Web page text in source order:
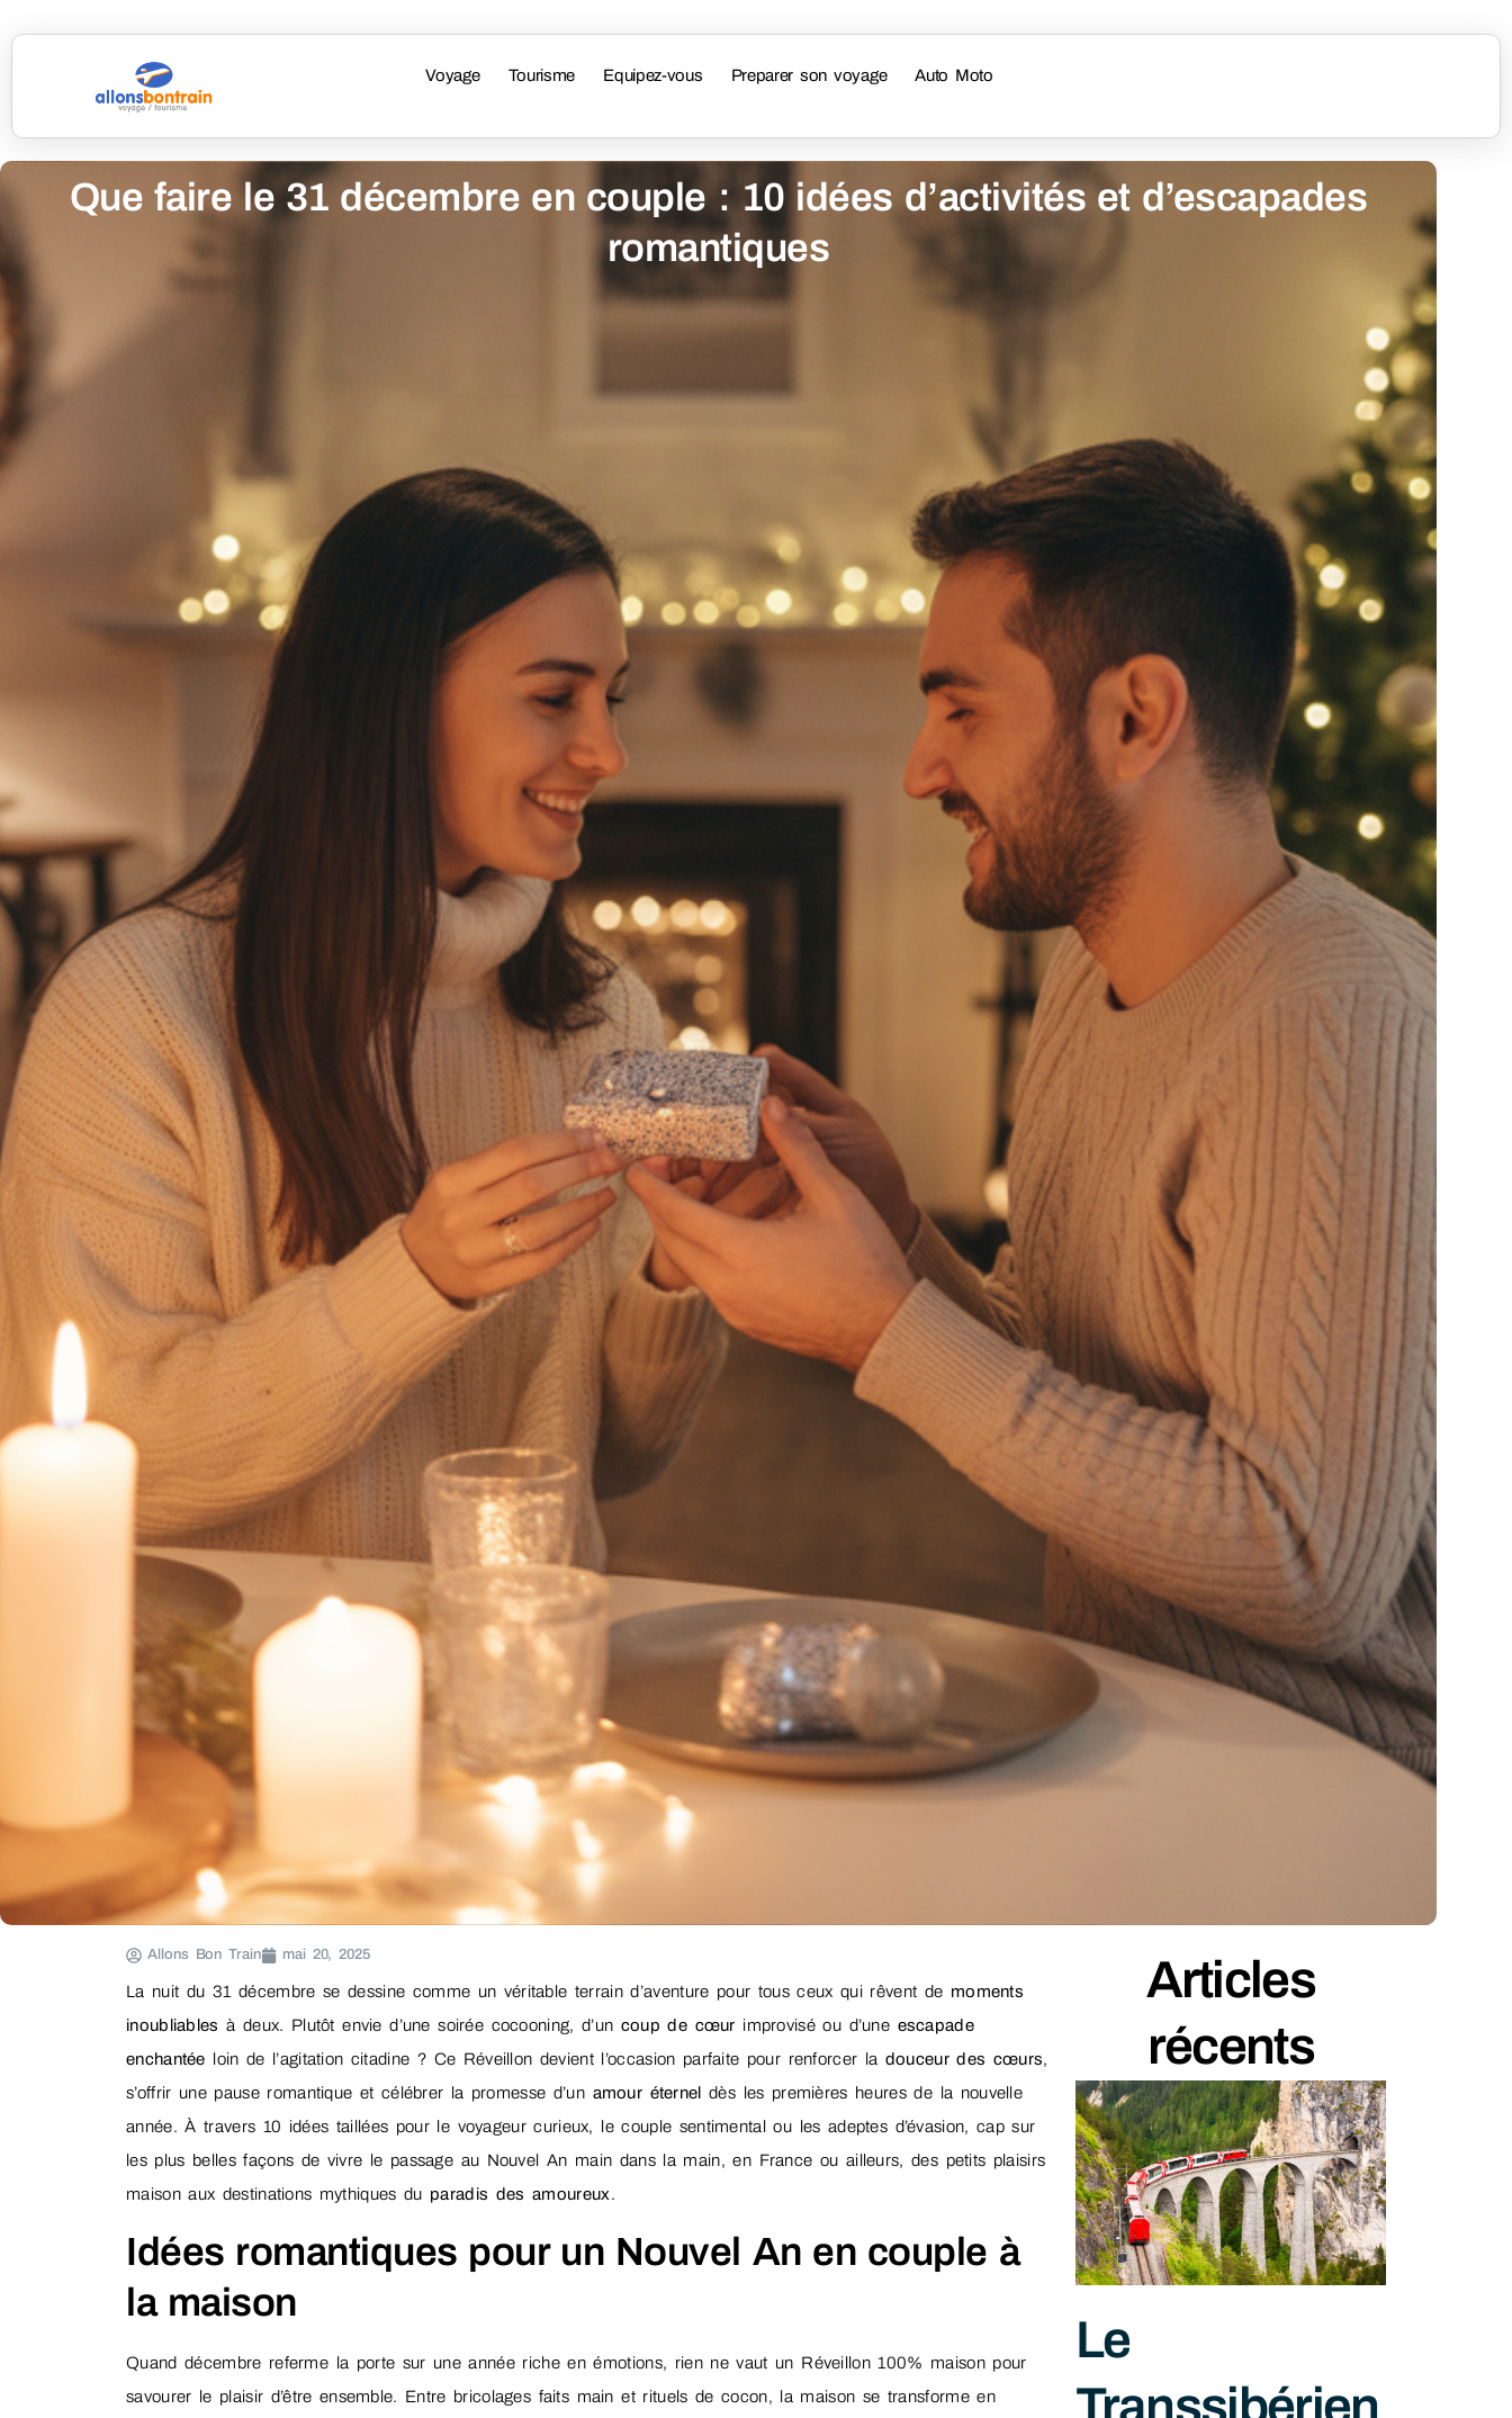
Voyage Tourisme Equipez-vous Preparer son voyage Auto Moto
Que faire le 31 décembre en couple : 10 idées d’activités et d’escapades
romantiques
Allons Bon Train mai 20, 2025
La nuit du 31 décembre se dessine comme un véritable terrain d’aventure pour tous ceux qui rêvent de moments
inoubliables à deux. Plutôt envie d’une soirée cocooning, d’un coup de cœur improvisé ou d’une escapade
enchantée loin de l’agitation citadine ? Ce Réveillon devient l’occasion parfaite pour renforcer la douceur des cœurs,
s’offrir une pause romantique et célébrer la promesse d’un amour éternel dès les premières heures de la nouvelle
année. À travers 10 idées taillées pour le voyageur curieux, le couple sentimental ou les adeptes d’évasion, cap sur
les plus belles façons de vivre le passage au Nouvel An main dans la main, en France ou ailleurs, des petits plaisirs
maison aux destinations mythiques du paradis des amoureux.
Idées romantiques pour un Nouvel An en couple à
la maison
Quand décembre referme la porte sur une année riche en émotions, rien ne vaut un Réveillon 100% maison pour
savourer le plaisir d’être ensemble. Entre bricolages faits main et rituels de cocon, la maison se transforme en
Articles
récents
Le
Transsibérien